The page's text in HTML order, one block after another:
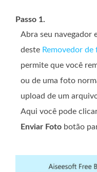
Passo 1.
Abra seu navegador
deste Removedor
permite que você
ou de uma foto
upload de um
Aqui você pode
Enviar Foto botão